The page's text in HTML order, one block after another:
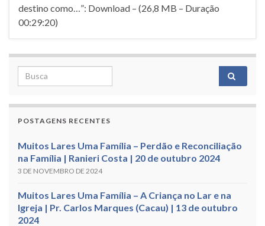
destino como…”: Download – (26,8 MB – Duração
00:29:20)
Search for:
POSTAGENS RECENTES
Muitos Lares Uma Família – Perdão e Reconciliação
na Família | Ranieri Costa | 20 de outubro 2024
3 DE NOVEMBRO DE 2024
Muitos Lares Uma Família – A Criança no Lar e na
Igreja | Pr. Carlos Marques (Cacau) | 13 de outubro
2024